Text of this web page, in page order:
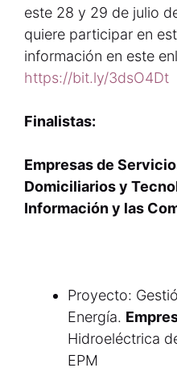
este 28 y 29 de julio
quiere participar en
información en este
https://bit.ly/3dsO4Dt
Finalistas:
Empresas de
Domiciliarios y
Información y las
Proyecto:
Energía.
Hidroeléctrica
EPM